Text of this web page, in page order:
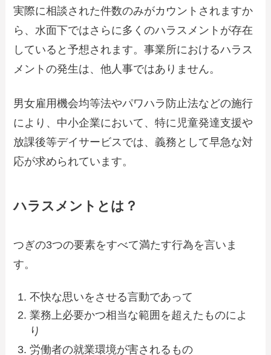
実際に相談された件数のみがカウントされますか
ら、水面下ではさらに多くのハラスメントが存在
していると予想されます。事業所におけるハラス
メントの発生は、他人事ではありません。
男女雇用機会均等法やパワハラ防止法などの施行
により、中小企業において、特に児童発達支援や
放課後等デイサービスでは、義務として早急な対
応が求められています。
ハラスメントとは？
つぎの3つの要素をすべて満たす行為を言いま
す。
不快な思いをさせる言動であって
業務上必要かつ相当な範囲を超えたものによ
り
労働者の就業環境が害されるもの